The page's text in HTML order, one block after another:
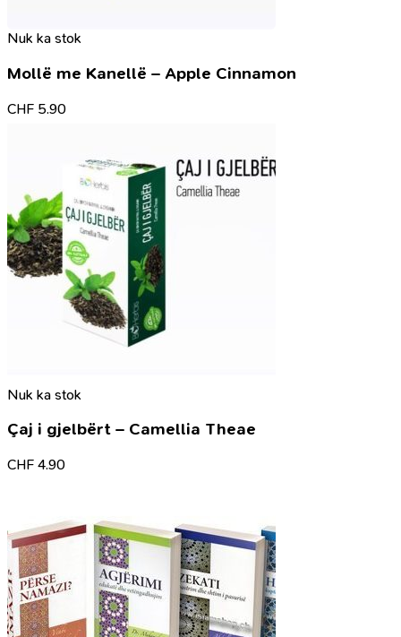
Nuk ka stok
Mollë me Kanellë – Apple Cinnamon
CHF 5.90
Nuk ka stok
Çaj i gjelbërt – Camellia Theae
CHF 4.90